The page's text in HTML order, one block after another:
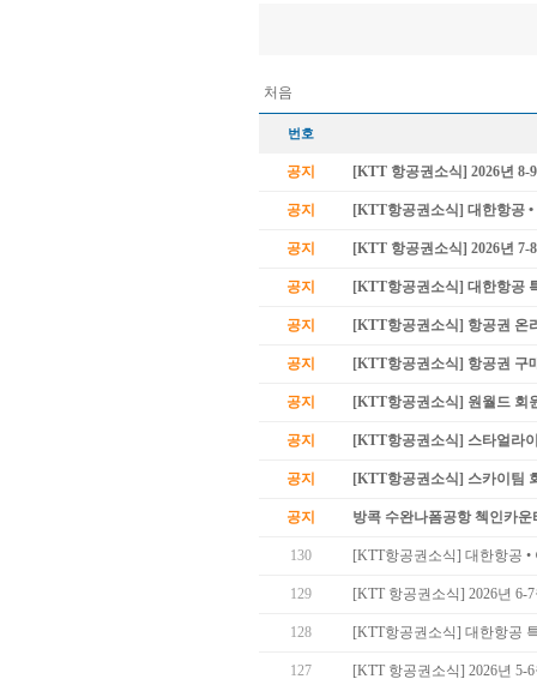
처음
번호
공지 [KTT 항공권소식] 2026년
공지 [KTT항공권소식] 대한항공
공지 [KTT 항공권소식] 2026년
공지 [KTT항공권소식] 대한항공
공지 [KTT항공권소식] 항공권 온
공지 [KTT항공권소식] 항공권 구
공지 [KTT항공권소식] 원월드 회
공지 [KTT항공권소식] 스타얼라
공지 [KTT항공권소식] 스카이팀
공지 방콕 수완나폼공항 첵인카운
130 [KTT항공권소식] 대한항공
129 [KTT 항공권소식] 2026년 6-
128 [KTT항공권소식] 대한항공
127 [KTT 항공권소식] 2026년 5-